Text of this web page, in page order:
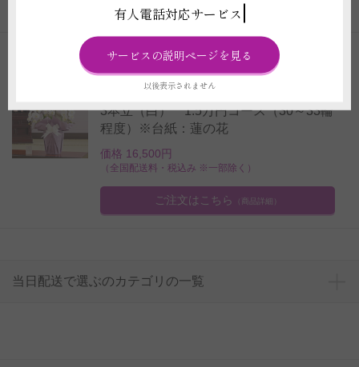
（商品詳細）
商品コード: TD67
＜配送地域限定/ご自宅専用＞【電報・弔
電付き】当日配送 フューネラル胡蝶蘭
3本立（白） 1.5万円コース（30～33輪
程度）※台紙：蓮の花
価格 16,500円
（全国配送料・税込み ※一部除く）
ご注文はこちら （商品詳細）
当日配送で選ぶのカテゴリの一覧
有人電話対応サービス
サービスの説明ページを見る
以後表示されません